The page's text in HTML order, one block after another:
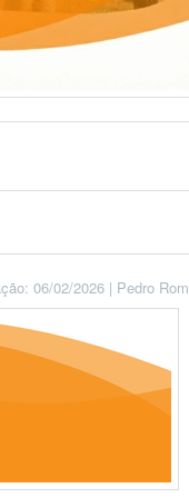
06/02/2026 | Pedro